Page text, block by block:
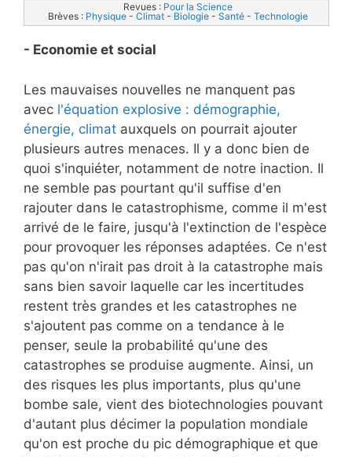
Revues : Pour la Science
Brèves : Physique - Climat - Biologie - Santé - Technologie
- Economie et social
Les mauvaises nouvelles ne manquent pas
avec l'équation explosive : démographie,
énergie, climat auxquels on pourrait ajouter
plusieurs autres menaces. Il y a donc bien de
quoi s'inquiéter, notamment de notre inaction. Il
ne semble pas pourtant qu'il suffise d'en
rajouter dans le catastrophisme, comme il m'est
arrivé de le faire, jusqu'à l'extinction de l'espèce
pour provoquer les réponses adaptées. Ce n'est
pas qu'on n'irait pas droit à la catastrophe mais
sans bien savoir laquelle car les incertitudes
restent très grandes et les catastrophes ne
s'ajoutent pas comme on a tendance à le
penser, seule la probabilité qu'une des
catastrophes se produise augmente. Ainsi, un
des risques les plus importants, plus qu'une
bombe sale, vient des biotechnologies pouvant
d'autant plus décimer la population mondiale
qu'on est proche du pic démographique et que